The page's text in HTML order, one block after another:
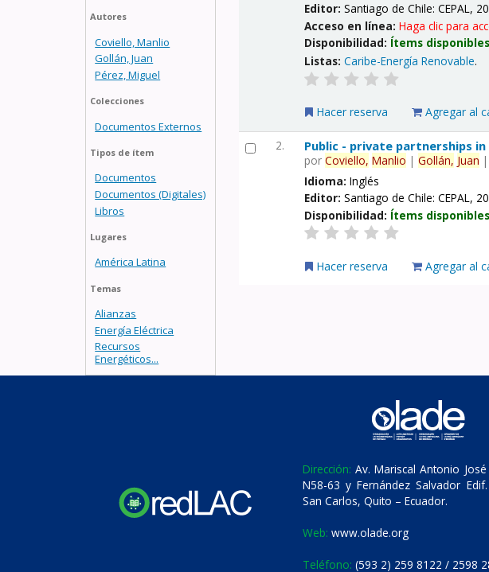
Autores
Coviello, Manlio
Gollán, Juan
Pérez, Miguel
Colecciones
Documentos Externos
Tipos de ítem
Documentos
Documentos (Digitales)
Libros
Lugares
América Latina
Temas
Alianzas
Energía Eléctrica
Recursos
Energéticos...
Editor:Santiago de Chile: CEPAL,
Acceso en línea:Haga clic para
Disponibilidad: Ítems
Listas: Caribe-Energía Renovable.
Hacer reserva Agregar al
2. Public - private partnerships
porCoviello, Manlio |Gollán, Juan
Idioma:Inglés
Editor:Santiago de Chile: CEPAL,
Disponibilidad: Ítems
Hacer reserva Agregar al
Dirección: Av. Mariscal Antonio
N58-63 y Fernández Salvador
San Carlos, Quito – Ecuador.
Web: www.olade.org
Teléfono: (593 2) 259 8122 / 2598